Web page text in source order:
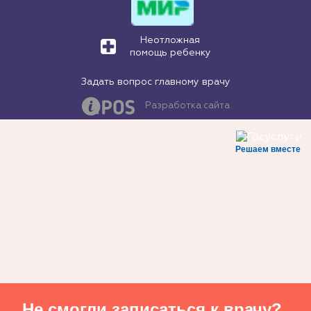
Неотложная
помощь ребенку
Задать вопрос главному врачу
Разработка сайта
Решаем вместе